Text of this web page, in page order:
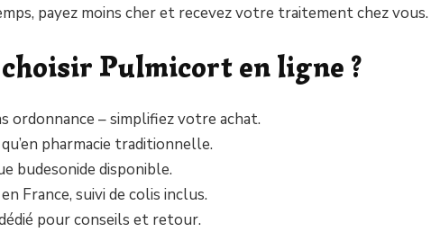
payez moins cher et recevez votre traitement chez vous.
Pulmicort en ligne ?
ordonnance – simplifiez votre achat.
pharmacie traditionnelle.
budesonide disponible.
France, suivi de colis inclus.
pour conseils et retour.